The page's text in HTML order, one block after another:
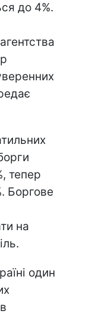
до 4%.
тепер
Боргове
на
один